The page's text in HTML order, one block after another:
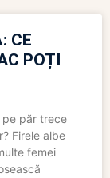
CE
POȚI
pe păr trece
Firele albe
femei